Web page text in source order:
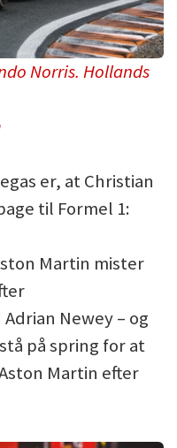
Norris. Hollands
er, at Christian
til Formel 1:
Martin mister
Newey – og
på spring for at
Martin efter